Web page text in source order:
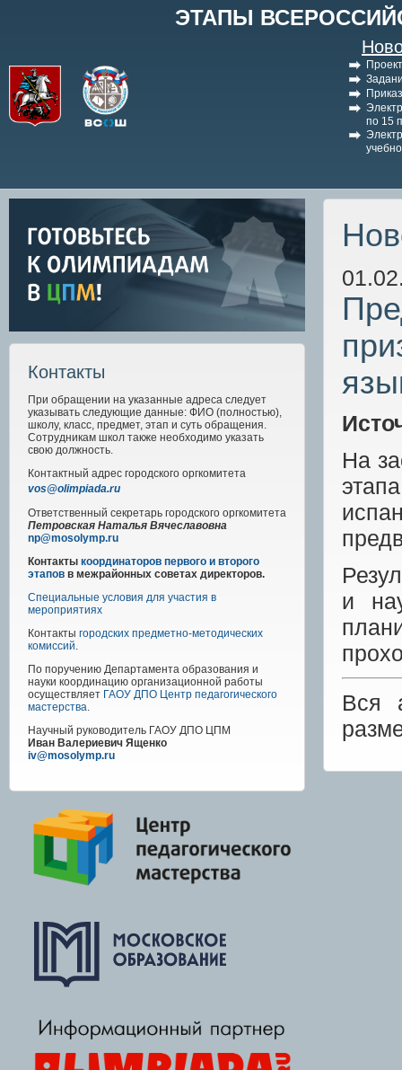
ЭТАПЫ
по 15
Контакты
При обращении на указанные адреса следует
указывать следующие данные: ФИО (полностью),
школу, класс, предмет, этап и суть обращения.
Сотрудникам школ также необходимо указать
свою должность.
Контактный адрес городского оргкомитета
vos@olimpiada.ru
Ответственный секретарь городского оргкомитета
Петровская Наталья Вячеславовна
np@mosolymp.ru
Контакты координаторов первого и второго
этапов в межрайонных советах директоров.
Специальные условия для участия в
мероприятиях
Контакты городских предметно-методических
комиссий.
По поручению Департамента образования и
науки координацию организационной работы
осуществляет ГАОУ ДПО Центр педагогического
мастерства.
Научный руководитель ГАОУ ДПО ЦПМ
Иван Валериевич Ященко
iv@mosolymp.ru
На
и
Вся